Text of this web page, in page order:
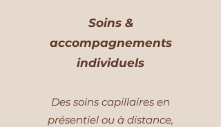
Soins &
accompagnements
individuels
Des soins capillaires en
présentiel ou à distance,